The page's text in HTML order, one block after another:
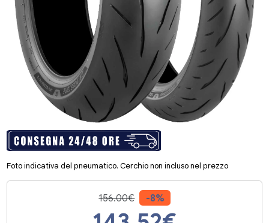
Foto indicativa del pneumatico. Cerchio non incluso nel prezzo
156.00€ -8%